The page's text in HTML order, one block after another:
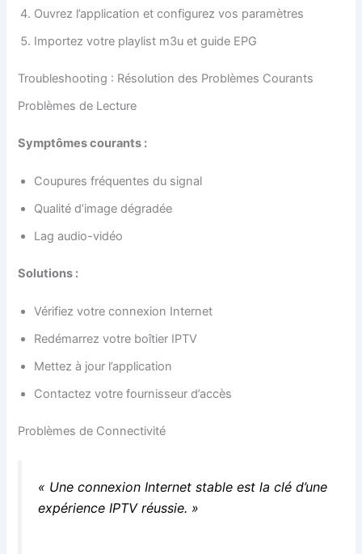
Ouvrez l’application et configurez vos paramètres
Importez votre playlist m3u et guide EPG
Troubleshooting : Résolution des Problèmes Courants
Problèmes de Lecture
Symptômes courants :
Coupures fréquentes du signal
Qualité d’image dégradée
Lag audio-vidéo
Solutions :
Vérifiez votre connexion Internet
Redémarrez votre boîtier IPTV
Mettez à jour l’application
Contactez votre fournisseur d’accès
Problèmes de Connectivité
« Une connexion Internet stable est la clé d’une
expérience IPTV réussie. »